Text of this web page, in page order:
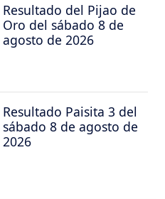
Resultado del Pijao de
Oro del sábado 8 de
agosto de 2026
Resultado Paisita 3 del
sábado 8 de agosto de
2026